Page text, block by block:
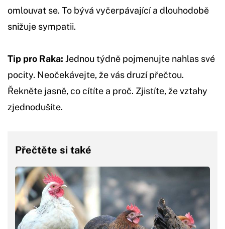
omlouvat se. To bývá vyčerpávající a dlouhodobě
snižuje sympatii.
Tip pro Raka: Jednou týdně pojmenujte nahlas své
pocity. Neočekávejte, že vás druzí přečtou.
Řekněte jasně, co cítíte a proč. Zjistíte, že vztahy
zjednodušíte.
Přečtěte si také